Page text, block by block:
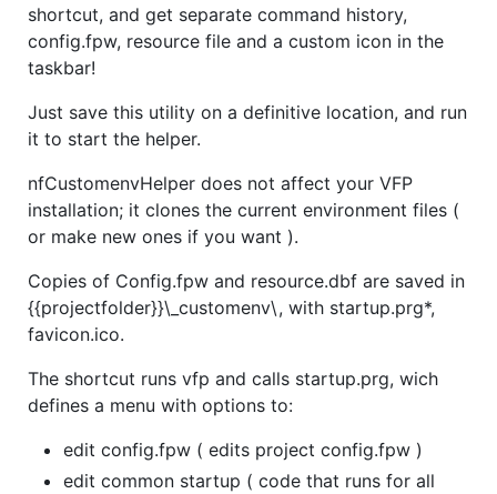
shortcut, and get separate command history,
config.fpw, resource file and a custom icon in the
taskbar!
Just save this utility on a definitive location, and run
it to start the helper.
nfCustomenvHelper does not affect your VFP
installation; it clones the current environment files (
or make new ones if you want ).
Copies of Config.fpw and resource.dbf are saved in
{{projectfolder}}\_customenv\, with startup.prg*,
favicon.ico.
The shortcut runs vfp and calls startup.prg, wich
defines a menu with options to:
edit config.fpw ( edits project config.fpw )
edit common startup ( code that runs for all